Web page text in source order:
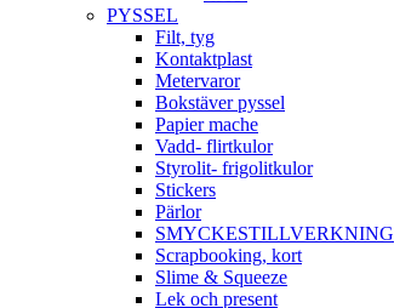
PYSSEL
Filt, tyg
Kontaktplast
Metervaror
Bokstäver pyssel
Papier mache
Vadd- flirtkulor
Styrolit- frigolitkulor
Stickers
Pärlor
SMYCKESTILLVERKNING
Scrapbooking, kort
Slime & Squeeze
Lek och present